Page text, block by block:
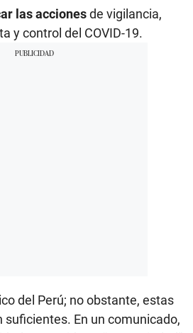
las accionesde vigilancia,
y control del COVID-19.
del Perú; no obstante, estas
suficientes. En un comunicado,